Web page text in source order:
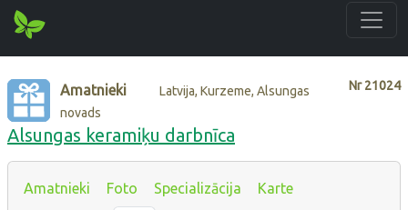
Nr21024
Amatnieki
Latvija, Kurzeme, Alsungas
novads
Alsungas keramiķu darbnīca
Amatnieki Foto Specializācija Karte